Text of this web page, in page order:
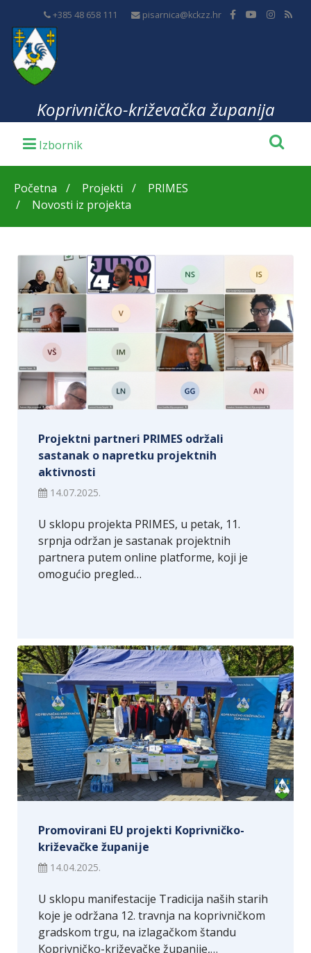
+385 48 658 111 pisarnica@kckzz.hr
Koprivničko-križevačka županija
Početna Projekti
PRIMES
Novosti iz projekta
Projektni partneri PRIMES održali
sastanak o napretku projektnih
aktivnosti
14.07.2025.
U sklopu projekta PRIMES, u petak, 11.
srpnja održan je sastanak projektnih
partnera putem online platforme, koji je
omogućio pregled…
Promovirani EU projekti Koprivničko-
križevačke županije
14.04.2025.
U sklopu manifestacije Tradicija naših starih
koje je održana 12. travnja na koprivničkom
gradskom trgu, na izlagačkom štandu
Koprivničko-križevačke županije,…